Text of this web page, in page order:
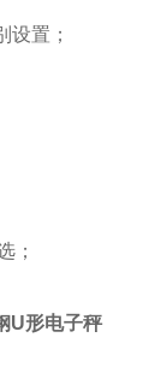
设置；
；
U形电子秤